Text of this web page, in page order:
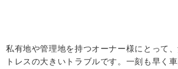
私有地や管理地を持つオーナー様にとって
トレスの大きいトラブルです。一刻も早く